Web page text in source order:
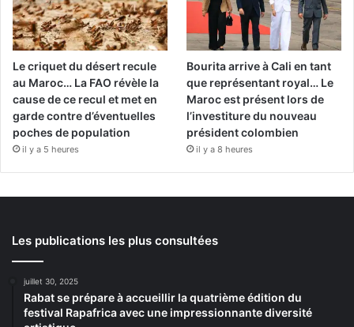
Le criquet du désert recule
au Maroc… La FAO révèle la
cause de ce recul et met en
garde contre d’éventuelles
poches de population
il y a 5 heures
Bourita arrive à Cali en tant
que représentant royal… Le
Maroc est présent lors de
l’investiture du nouveau
président colombien
il y a 8 heures
Les publications les plus consultées
juillet 30, 2025
Rabat se prépare à accueillir la quatrième édition du
festival Rapafrica avec une impressionnante diversité